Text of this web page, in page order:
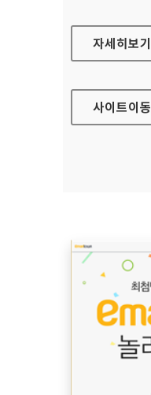
일렉트로
자세히보기
사이트이동